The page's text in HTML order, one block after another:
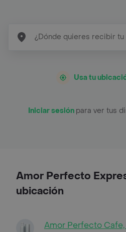
Usa tu
Iniciar sesión para ver tus
Amor Perfecto
ubicación
Amor Perfecto